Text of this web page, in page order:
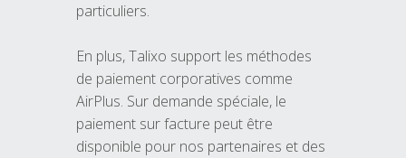
particuliers.
En plus, Talixo support les méthodes
de paiement corporatives comme
AirPlus. Sur demande spéciale, le
paiement sur facture peut être
disponible pour nos partenaires et des